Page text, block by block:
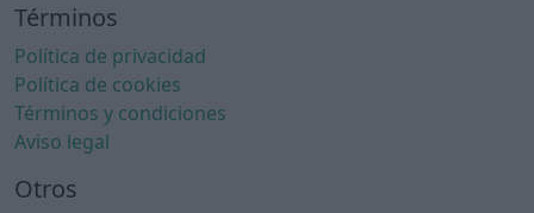
Términos
Política de privacidad
Política de cookies
Términos y condiciones
Aviso legal
Otros